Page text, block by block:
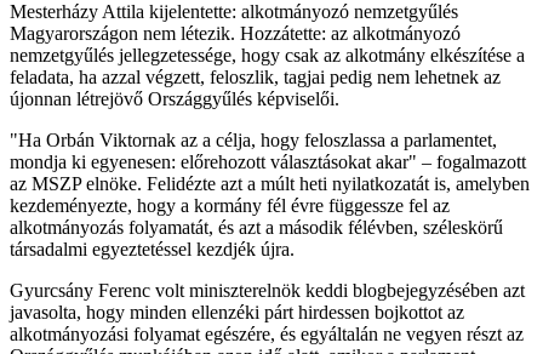
Mesterházy Attila kijelentette: alkotmányozó nemzetgyűlés
Magyarországon nem létezik. Hozzátette: az alkotmányozó
nemzetgyűlés jellegzetessége, hogy csak az alkotmány elkészítése a
feladata, ha azzal végzett, feloszlik, tagjai pedig nem lehetnek az
újonnan létrejövő Országgyűlés képviselői.
"Ha Orbán Viktornak az a célja, hogy feloszlassa a parlamentet,
mondja ki egyenesen: előrehozott választásokat akar" – fogalmazott
az MSZP elnöke. Felidézte azt a múlt heti nyilatkozatát is, amelyben
kezdeményezte, hogy a kormány fél évre függessze fel az
alkotmányozás folyamatát, és azt a második félévben, széleskörű
társadalmi egyeztetéssel kezdjék újra.
Gyurcsány Ferenc volt miniszterelnök keddi blogbejegyzésében azt
javasolta, hogy minden ellenzéki párt hirdessen bojkottot az
alkotmányozási folyamat egészére, és egyáltalán ne vegyen részt az